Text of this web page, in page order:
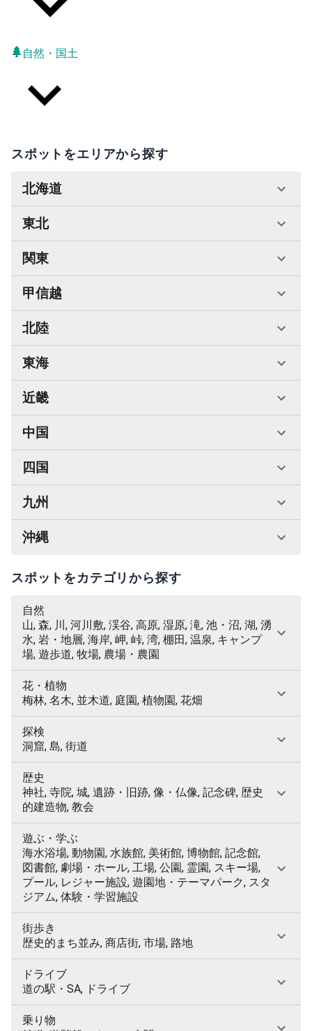
自然・国土
スポットをエリアから探す
北海道
東北
関東
甲信越
北陸
東海
近畿
中国
四国
九州
沖縄
スポットをカテゴリから探す
自然
山, 森, 川, 河川敷, 渓谷, 高原, 湿原, 滝, 池・沼, 湖, 湧
水, 岩・地層, 海岸, 岬, 峠, 湾, 棚田, 温泉, キャンプ
場, 遊歩道, 牧場, 農場・農園
花・植物
梅林, 名木, 並木道, 庭園, 植物園, 花畑
探検
洞窟, 島, 街道
歴史
神社, 寺院, 城, 遺跡・旧跡, 像・仏像, 記念碑, 歴史
的建造物, 教会
遊ぶ・学ぶ
海水浴場, 動物園, 水族館, 美術館, 博物館, 記念館,
図書館, 劇場・ホール, 工場, 公園, 霊園, スキー場,
プール, レジャー施設, 遊園地・テーマパーク, スタ
ジアム, 体験・学習施設
街歩き
歴史的まち並み, 商店街, 市場, 路地
ドライブ
道の駅・SA, ドライブ
乗り物